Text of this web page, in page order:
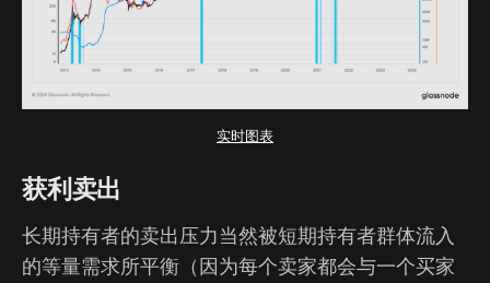
实时图表
获利卖出
长期持有者的卖出压力当然被短期持有者群体流入
的等量需求所平衡（因为每个卖家都会与一个买家